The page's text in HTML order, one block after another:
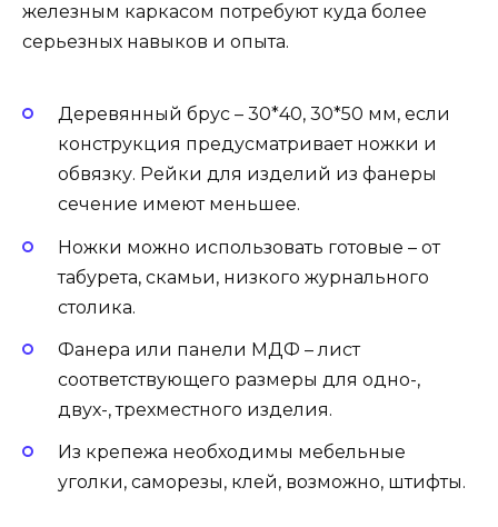
железным каркасом потребуют куда более
серьезных навыков и опыта.
Деревянный брус – 30*40, 30*50 мм, если
конструкция предусматривает ножки и
обвязку. Рейки для изделий из фанеры
сечение имеют меньшее.
Ножки можно использовать готовые – от
табурета, скамьи, низкого журнального
столика.
Фанера или панели МДФ – лист
соответствующего размеры для одно-,
двух-, трехместного изделия.
Из крепежа необходимы мебельные
уголки, саморезы, клей, возможно, штифты.